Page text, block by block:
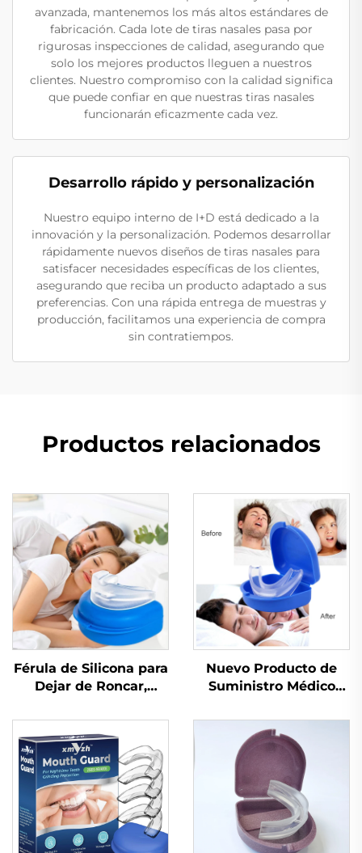
avanzada, mantenemos los más altos estándares de
fabricación. Cada lote de tiras nasales pasa por
rigurosas inspecciones de calidad, asegurando que
solo los mejores productos lleguen a nuestros
clientes. Nuestro compromiso con la calidad significa
que puede confiar en que nuestras tiras nasales
funcionarán eficazmente cada vez.
Desarrollo rápido y personalización
Nuestro equipo interno de I+D está dedicado a la
innovación y la personalización. Podemos desarrollar
rápidamente nuevos diseños de tiras nasales para
satisfacer necesidades específicas de los clientes,
asegurando que reciba un producto adaptado a sus
preferencias. Con una rápida entrega de muestras y
producción, facilitamos una experiencia de compra
sin contratiempos.
Productos relacionados
Férula de Silicona para
Dejar de Roncar,
Antirronquidos,
Protector contra
Apnea, Férula para
Bruxismo, Ayuda para
Dormir, Protector
Bucal, Artículo de
Cuidado Personal para
la Salud del Sueño y
Nuevo Producto de
Suministro Médico
del Sueño, Dispositivo
de Ayuda para Dormir,
Material de Silicona y
EVA, Protector Bucal
Antirronquidos